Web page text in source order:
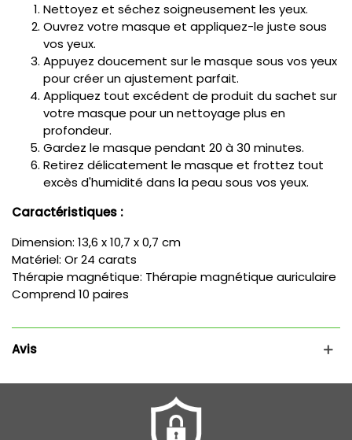
Nettoyez et séchez soigneusement les yeux.
Ouvrez votre masque et appliquez-le juste sous
vos yeux.
Appuyez doucement sur le masque sous vos yeux
pour créer un ajustement parfait.
Appliquez tout excédent de produit du sachet sur
votre masque pour un nettoyage plus en
profondeur.
Gardez le masque pendant 20 à 30 minutes.
Retirez délicatement le masque et frottez tout
excès d'humidité dans la peau sous vos yeux.
Caractéristiques :
Dimension: 13,6 x 10,7 x 0,7 cm
Matériel: Or 24 carats
Thérapie magnétique: Thérapie magnétique auriculaire
Comprend 10 paires
Avis